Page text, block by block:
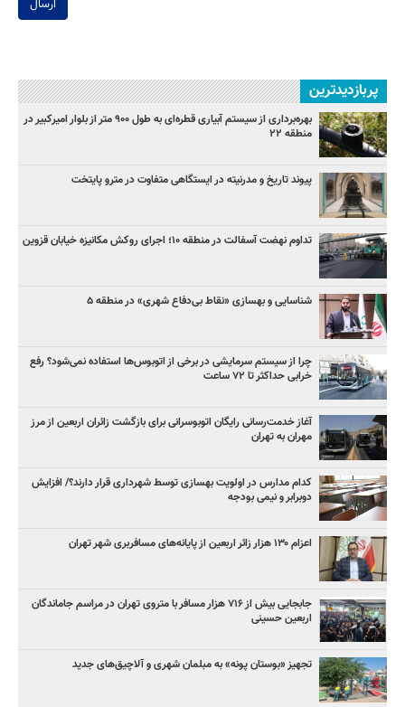
ارسال
پربازدیدترین
بهره‌برداری از سیستم آبیاری قطره‌ای به طول ۹۰۰ متر از بلوار امیرکبیر در
منطقه ۲۲
پیوند تاریخ و مدرنیته در ایستگاهی متفاوت در مترو پایتخت
تداوم نهضت آسفالت در منطقه ۱۰؛ اجرای روکش مکانیزه خیابان قزوین
شناسایی و بهسازی «نقاط بی‌دفاع شهری» در منطقه ۵
چرا از سیستم سرمایشی در برخی از اتوبوس‌ها استفاده نمی‌شود؟ رفع
خرابی حداکثر تا ۷۲ ساعت
آغاز خدمت‌رسانی رایگان اتوبوسرانی برای بازگشت زائران اربعین از مرز
مهران به تهران
کدام مدارس در اولویت بهسازی توسط شهرداری قرار دارند؟/ افزایش
دوبرابر و نیمی بودجه
اعزام ۱۳۰ هزار زائر اربعین از پایانه‌های مسافربری شهر تهران
جابجایی بیش از ۷۱۶ هزار مسافر با متروی تهران در مراسم جاماندگان
اربعین حسینی
تجهیز «بوستان پونه» به مبلمان شهری و آلاچیق‌های جدید